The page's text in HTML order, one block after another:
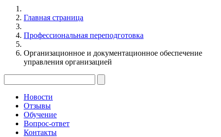
Главная страница
Профессиональная переподготовка
Организационное и документационное обеспечение
управления организацией
Новости
Отзывы
Обучение
Вопрос-ответ
Контакты